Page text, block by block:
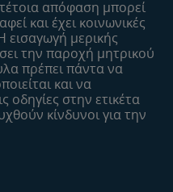
απόφαση μπορεί
και έχει κοινωνικές
εισαγωγή μερικής
την παροχή μητρικού
πρέπει πάντα να
και να
οδηγίες στην ετικέτα
κίνδυνοι για την